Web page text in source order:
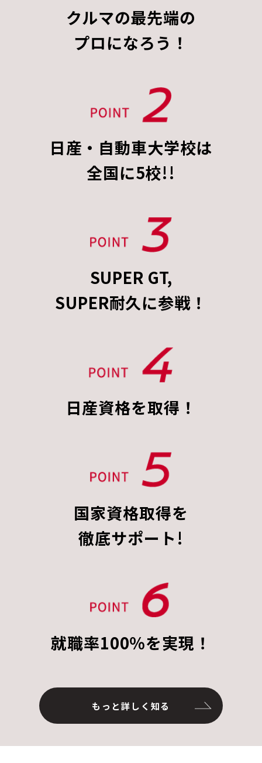
クルマの最先端の
プロになろう！
日産・自動車大学校は
全国に5校!!
SUPER GT,
SUPER耐久に参戦！
日産資格を取得！
国家資格取得を
徹底サポート!
就職率100％を実現！
もっと詳しく知る